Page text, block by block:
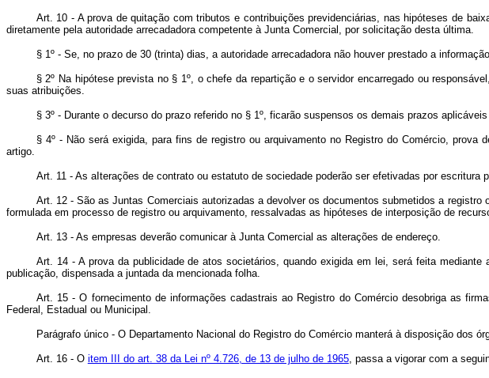
Art. 10 - A prova de quitação com tributos e contribuições previdenciárias, nas hipóteses de
diretamente pela autoridade arrecadadora competente à Junta Comercial, por solicitação desta última.
§ 1º - Se, no prazo de 30 (trinta) dias, a autoridade arrecadadora não houver prestado a
§ 2º Na hipótese prevista no § 1º, o chefe da repartição e o servidor encarregado ou
suas atribuições.
§ 3º - Durante o decurso do prazo referido no § 1º, ficarão suspensos os demais prazos
§ 4º - Não será exigida, para fins de registro ou arquivamento no Registro do Comércio,
artigo.
Art. 11 - As aIterações de contrato ou estatuto de sociedade poderão ser efetivadas por
Art. 12 - São as Juntas Comerciais autorizadas a devolver os documentos submetidos a
formulada em processo de registro ou arquivamento, ressalvadas as hipóteses de interposição de
Art. 13 - As empresas deverão comunicar à Junta Comercial as alterações de endereço.
Art. 14 - A prova da publicidade de atos societários, quando exigida em lei, será feita
publicação, dispensada a juntada da mencionada folha.
Art. 15 - O fornecimento de informações cadastrais ao Registro do Comércio desobriga as
Federal, Estadual ou Municipal.
Parágrafo único - O Departamento Nacional do Registro do Comércio manterá à disposição dos
Art. 16 - O item III do art. 38 da Lei nº 4.726, de 13 de julho de 1965, passa a vigorar com a